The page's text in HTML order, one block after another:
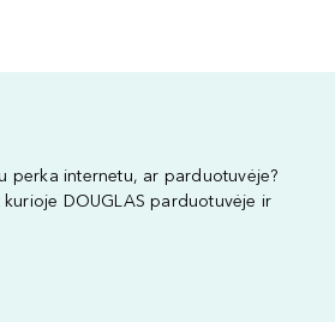
perka internetu, ar parduotuvėje?
DOUGLAS parduotuvėje ir